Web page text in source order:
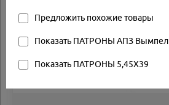
Предложить похожие товары
Показать ПАТРОНЫ АПЗ Вымпел
Показать ПАТРОНЫ 5,45Х39